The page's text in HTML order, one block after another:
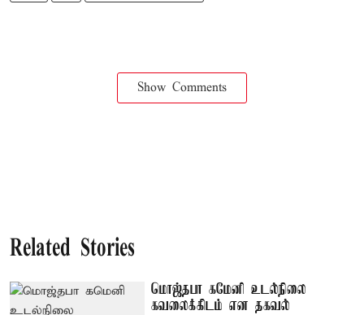
Show Comments
Related Stories
மொஜ்தபா கமேனி உடல்நிலை
கவலைக்கிடம் என தகவல்